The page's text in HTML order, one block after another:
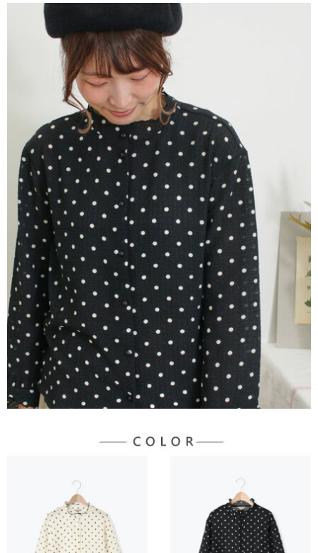
流程，驗證手機門號後，選擇欲分期的期數、繳款截止日，確認付款後即完
成交易。
3.實際核准額度、可分期數及費用金額請依後續交易確認頁面所載為準。
4.訂單成立30分鐘內，如未前往確認交易或遇審核未通過，訂單將自動取
消。如遇「轉專審核」未通過狀況，表示未達大哥付你分期系統評分，恕無
法說明評估內容。
【繳款方式說明】
1.分期款項不併入電信帳單，「大哥付你分期」於每月結算日後寄送繳費提
2.透過簡訊連結打開帳單後，可選擇「超商條碼／台灣大直營門市／銀行轉
帳／街口支付／iPASS MONEY」等通路繳費。
【注意事項】
1.本服務係由「台灣大哥大股份有限公司」（以下簡稱本公司）所提供，讓
用戶於交易時，得透過本服務購買商品或服務，並由商店將買賣／分期付款
買賣價金債權讓與本公司後，依約使用本公司帳單繳交帳款。
2.基於同意付款使用「大哥付你分期」之契約關係目的，商店將以您的個人
資料（包含姓名、電話或地址）提供予台灣大哥大進項蒐集、處理及利用，
由本公司與您本人進行分期帳單所需資料之確認、核對及更正。
3.完整用戶服務條款，請詳閱以下連結：
https://oppay.tw/userRule
【關於「AFTEE先享後付」】
AFTEE先享後付是「在收到商品之後才付款」的支付方式。 讓您購物簡單
便利好安心！
１．簡單：不需註冊會員、不需綁卡、不需儲值。
２．便利：只要手機號碼，簡訊認證，即可結帳。
３．安心：先確認商品／服務後，再付款。
【「AFTEE先享後付」結帳流程】
１．於結帳方式選擇「AFTEE先享後付」後，將跳轉至「AFTEE先享後付」
結帳頁面，進行簡訊認證並確認金額後，即可完成結帳。
２．訂單成立數日內，您將收到繳費通知簡訊。
３．收到繳費通知簡訊後14天內，點擊此簡訊中的連結，可透過四大超商／
ATM／網路銀行／等多元方式進行付款，方視為交易完成。
※ 請注意：結帳手續完成當下不需立刻繳費，但若您需要取消訂單，請聯絡
購買商品的店家。未經商家同意取消之訂單仍視為有效，需透過AFTEE先享
後付繳納相關費用。
※ 交易是否成功請以「AFTEE先享後付 」之結帳頁面顯示為準，若有關於
是否繳費成功／繳費後需取消欲退款等相關疑問，請聯繫「AFTEE先享後付
客戶支援中心」
https://netprotections.freshdesk.com/support/home
【注意事項】
１．透過由恩沛科技股份有限公司提供之「AFTEE先享後付」服務完成之交
易，需依本服務之必要範圍內提供個人資料，並將交易相關給付款項請求債
權轉讓予恩沛科技股份有限公司。
２．關於個人資料處理事宜，請瀏覽以下網址：
https://aftee.tw/terms/#terms3
３．未成年的使用者請事先徵得法定代理人或監護人之同意方可使用
「AFTEE先享後付」，若未經同意申辦者引起之損失，本公司不負相關責
任。
４．使用「AFTEE先享後付」時，將依據個別帳號之用戶狀況，依本公司即
時審查核予不同之上限額度；若仍有額度不足之情形，本公司將視審查結果
請求用戶進行身份認證。
ATM付款
全家取貨付款
每筆NT$60，滿NT$388(含以上)免運費
全家純取貨
每筆NT$60，滿NT$388(含以上)免運費
萊爾富取貨付款
每筆NT$60，滿NT$888(含以上)免運費
萊爾富純取貨
每筆NT$60，滿NT$888(含以上)免運費
7-11取貨付款
每筆NT$60，滿NT$888(含以上)免運費
7-11純取貨
每筆NT$60，滿NT$888(含以上)免運費
宅配
每筆NT$90，滿NT$888(含以上)免運費